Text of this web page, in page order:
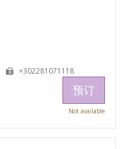
+302281071118
预订
Not available